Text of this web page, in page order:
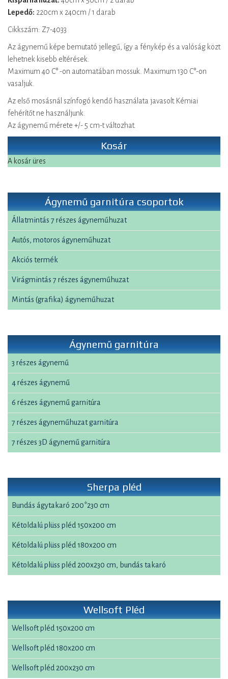
Lepedő: 220cm x 240cm / 1 darab
Cikkszám: Z7-4033
Az ágynemű képe bemutató jellegű, így a fénykép és a valóság közt
lehetnek kisebb eltérések.
Maximum 40 C° -on automatában mossuk. Maximum 130 C°-on
vasaljuk.
Az első mosásnál színfogó kendő használata javasolt.Kémiai
fehérítőt ne használjunk.
Az ágynemű mérete +/- 5 cm-t változhat.
Kosár
A kosár üres
Ágynemű garnitúra csoportok
Állatmintás 7 részes ágyneműhuzat
Autós, motoros ágyneműhuzat
Akciós termék
Virágmintás 7 részes ágyneműhuzat
Mintás (grafika) ágyneműhuzat
Ágynemű garnitúra
3 részes ágynemű
4 részes ágynemű
6 részes ágynemű garnitúra
7 részes ágyneműhuzat garnitúra
7 részes 3D ágynemű garnitúra
Sherpa pléd
Bundás ágytakaró 200*230 cm
Kétoldalú plüss pléd 150x200 cm
Kétoldalú plüss pléd 180x200 cm
Kétoldalú plüss pléd 200x230 cm, bundás takaró
Wellsoft Pléd
Wellsoft pléd 150x200 cm
Wellsoft pléd 180x200 cm
Wellsoft pléd 200x230 cm